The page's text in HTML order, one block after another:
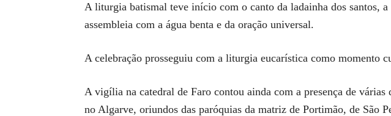
A liturgia batismal teve início com o canto da ladainha dos santos,
assembleia com a água benta e da oração universal.
A celebração prosseguiu com a liturgia eucarística como momento
A vigília na catedral de Faro contou ainda com a presença de
no Algarve, oriundos das paróquias da matriz de Portimão, de São